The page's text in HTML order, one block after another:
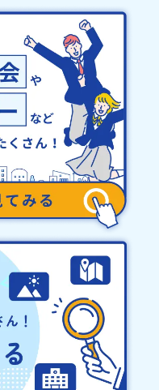
式LINEにて配信中！ぜひ
ポリシーやむを得ない参加
対応させていただきま
前日＜8月3日＞から、
く旅行代金】・21日目に
％・7日目-2日目：30％・
ラム開始日当日：50％・ご
始後の解除：100％・催行中
を見合わせる可能性があ
までにご連絡いたします。
開催日3週間前までに催行
。・よくあるご質問その
確認ください。運営団体
地域・教育魅力化プラッ
続可能な地域・社会をつ
に島根県に設立した教育
携しながら、中学卒業後に
値観に合った地域・学校
「地域みらい留学」をはじ
つくり続けています。名
ットフォーム設 立：2017
島根県松江市東本町二
地公式HP：http://c-
川・小原E-mail：
験」のプログラム開催情報
さい♪地域みらい留学公式